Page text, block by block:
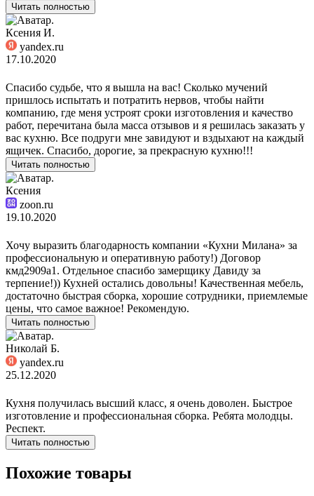
Читать полностью
Ксения И.
yandex.ru
17.10.2020
Спасибо судьбе, что я вышла на вас! Сколько мучений
пришлось испытать и потратить нервов, чтобы найти
компанию, где меня устроят сроки изготовления и качество
работ, перечитана была масса отзывов и я решилась заказать у
вас кухню. Все подруги мне завидуют и вздыхают на каждый
ящичек. Спасибо, дорогие, за прекрасную кухню!!!
Читать полностью
Ксения
zoon.ru
19.10.2020
Хочу выразить благодарность компании «Кухни Милана» за
профессиональную и оперативную работу!) Договор
кмд2909а1. Отдельное спасибо замерщику Давиду за
терпение!)) Кухней остались довольны! Качественная мебель,
достаточно быстрая сборка, хорошие сотрудники, приемлемые
цены, что самое важное! Рекомендую.
Читать полностью
Николай Б.
yandex.ru
25.12.2020
Кухня получилась высший класс, я очень доволен. Быстрое
изготовление и профессиональная сборка. Ребята молодцы.
Респект.
Читать полностью
Похожие товары